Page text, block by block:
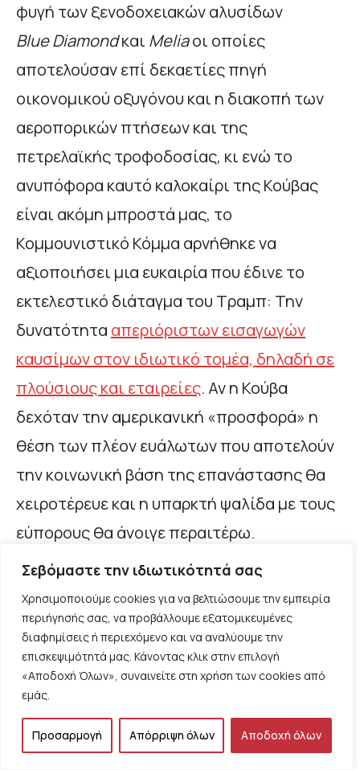
Σεβόμαστε την ιδιωτικότητά σας
Χρησιμοποιούμε cookies για να βελτιώσουμε την εμπειρία
περιήγησής σας, να προβάλλουμε εξατομικευμένες
διαφημίσεις ή περιεχόμενο και να αναλύουμε την
επισκεψιμότητά μας. Κάνοντας κλικ στην επιλογή
«Αποδοχή Όλων», συναινείτε στη χρήση των cookies από
εμάς.
Προσαρμογή Απόρριψη όλων Αποδοχή όλων
φυγή των ξενοδοχειακών αλυσίδων
BlueDiamondκαι Meliaοι οποίες
αποτελούσαν επί δεκαετίες πηγή
οικονομικού οξυγόνου και η διακοπή των
αεροπορικών πτήσεων και της
πετρελαϊκής τροφοδοσίας, κι ενώ το
ανυπόφορα καυτό καλοκαίρι της Κούβας
είναι ακόμη μπροστά μας, το
Κομμουνιστικό Κόμμα αρνήθηκε να
αξιοποιήσει μια ευκαιρία που έδινε το
εκτελεστικό διάταγμα του Τραμπ: Την
δυνατότητα απεριόριστων εισαγωγών
καυσίμων στον ιδιωτικό τομέα, δηλαδή σε
πλούσιους και εταιρείες. Αν η Κούβα
δεχόταν την αμερικανική «προσφορά» η
θέση των πλέον ευάλωτων που αποτελούν
την κοινωνική βάση της επανάστασης θα
χειροτέρευε και η υπαρκτή ψαλίδα με τους
εύπορους θα άνοιγε περαιτέρω.
Αντίθετα με ό,τι θα επέλεγαν τα
περισσότερα κράτη στον κόσμο, η
κυβέρνηση του Μιγκέλ Ντίας Κανέλ, παρότι
προέβη σε σημαντικές κι επικίνδυνες
μακροπρόθεσμα κοινωνικά και πολιτικά
οικονομικές
παραχωρήσεις
(δίνοντας το
δικαίωμα όχι απλώς σε Κουβανούς της